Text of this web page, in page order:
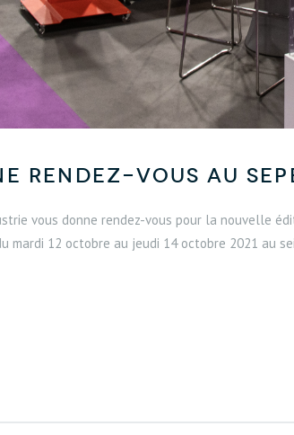
rendez-vous au
vous donne rendez-vous pour la nouvelle
mardi 12 octobre au jeudi 14 octobre 2021 au